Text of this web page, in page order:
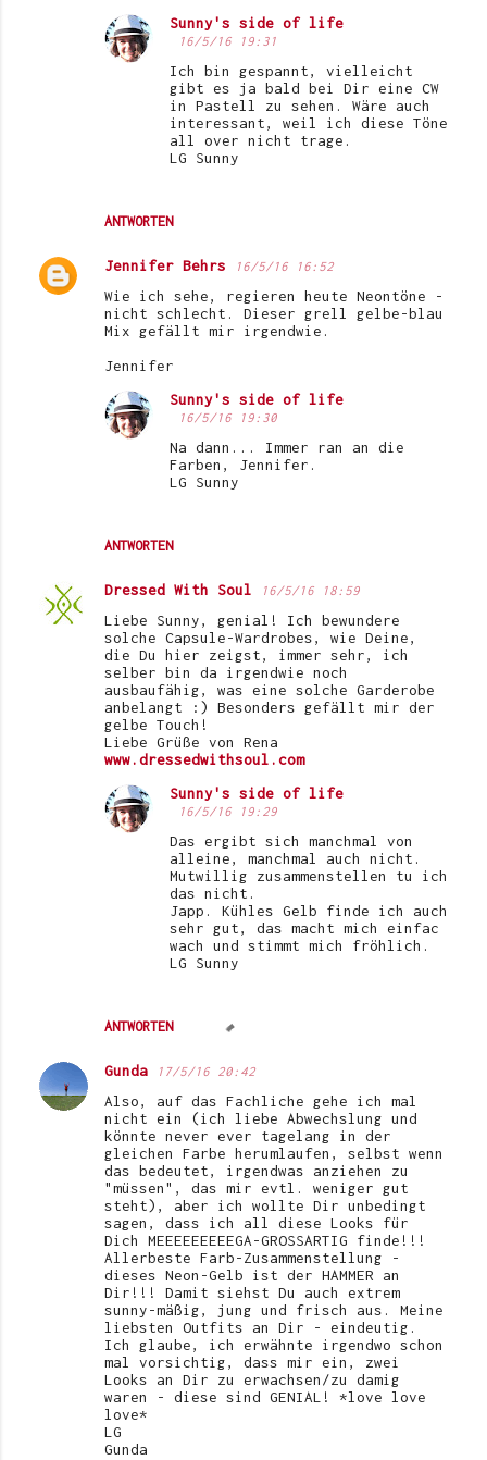
ANTWORTEN
Sunny's side of life
16/5/16 19:31
Ich bin gespannt, vielleicht
gibt es ja bald bei Dir eine CW
in Pastell zu sehen. Wäre auch
interessant, weil ich diese Töne
all over nicht trage.
LG Sunny
Jennifer Behrs 16/5/16 16:52
Wie ich sehe, regieren heute Neontöne -
nicht schlecht. Dieser grell gelbe-blau
Mix gefällt mir irgendwie.
Jennifer
ANTWORTEN
Sunny's side of life
16/5/16 19:30
Na dann... Immer ran an die
Farben, Jennifer.
LG Sunny
Dressed With Soul 16/5/16 18:59
Liebe Sunny, genial! Ich bewundere
solche Capsule-Wardrobes, wie Deine,
die Du hier zeigst, immer sehr, ich
selber bin da irgendwie noch
ausbaufähig, was eine solche Garderobe
anbelangt :) Besonders gefällt mir der
gelbe Touch!
Liebe Grüße von Rena
www.dressedwithsoul.com
ANTWORTEN
Sunny's side of life
16/5/16 19:29
Das ergibt sich manchmal von
alleine, manchmal auch nicht.
Mutwillig zusammenstellen tu ich
das nicht.
Japp. Kühles Gelb finde ich auch
sehr gut, das macht mich einfac
wach und stimmt mich fröhlich.
LG Sunny
Gunda 17/5/16 20:42
Also, auf das Fachliche gehe ich mal
nicht ein (ich liebe Abwechslung und
könnte never ever tagelang in der
gleichen Farbe herumlaufen, selbst wenn
das bedeutet, irgendwas anziehen zu
"müssen", das mir evtl. weniger gut
steht), aber ich wollte Dir unbedingt
sagen, dass ich all diese Looks für
Dich MEEEEEEEEEGA-GROSSARTIG finde!!!
Allerbeste Farb-Zusammenstellung -
dieses Neon-Gelb ist der HAMMER an
Dir!!! Damit siehst Du auch extrem
sunny-mäßig, jung und frisch aus. Meine
liebsten Outfits an Dir - eindeutig.
Ich glaube, ich erwähnte irgendwo schon
mal vorsichtig, dass mir ein, zwei
Looks an Dir zu erwachsen/zu damig
waren - diese sind GENIAL! *love love
love*
LG
Gunda